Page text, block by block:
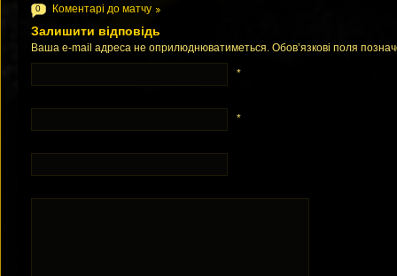
0 Коментарі до матчу
Залишити відповідь
Ваша e-mail адреса не оприлюднюватиметься. Обов’язкові поля
*
*